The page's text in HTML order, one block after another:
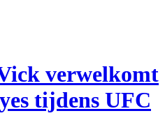
verwelkomt
tijdens UFC